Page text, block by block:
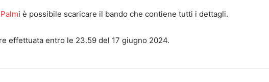
i è possibile scaricare il bando che contiene tutti i dettagli.
effettuata entro le 23.59 del 17 giugno 2024.